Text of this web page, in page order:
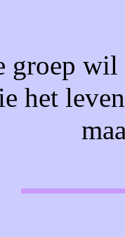
groep wil
het